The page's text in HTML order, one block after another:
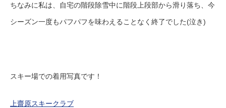
ちなみに私は、自宅の階段除雪中に階段上段部から滑り落ち、今
シーズン一度もパフパフを味わえることなく終了でした(泣き)
スキー場での着用写真です！
上齋原スキークラブ